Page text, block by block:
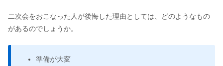
二次会をおこなった人が後悔した理由としては、どのようなもの
があるのでしょうか。
準備が大変